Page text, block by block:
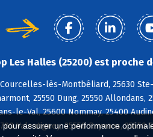
assurer une performance
Les Halles (25200) est proche
lès-Montbéliard, 25630
25550 Dung, 25550
le-Val, 25600 Nommay, 25400
Valentigney, 25550 Raynans,